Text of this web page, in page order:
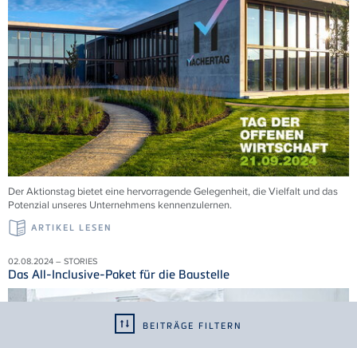
BEITRÄGE FILTERN
Der Aktionstag bietet eine hervorragende Gelegenheit, die Vielfalt und das
Potenzial unseres Unternehmens kennenzulernen.
ARTIKEL LESEN
02.08.2024 – STORIES
Das All-Inclusive-Paket für die Baustelle